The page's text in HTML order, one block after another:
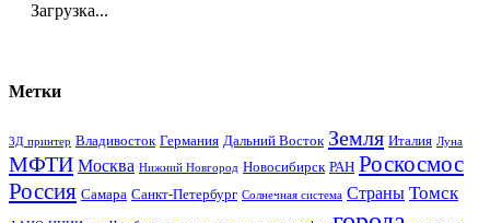
Загрузка...
Метки
3Д принтер Владивосток Германия Дальний Восток Земля Италия Луна
МФТИ Москва Нижний Новгород Новосибирск РАН Роскосмос
Россия Самара Санкт-Петербург Солнечная система Страны Томск